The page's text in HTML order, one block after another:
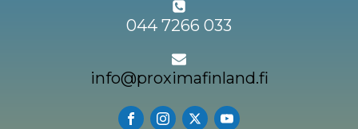
044 7266 033
info@proximafinland.fi